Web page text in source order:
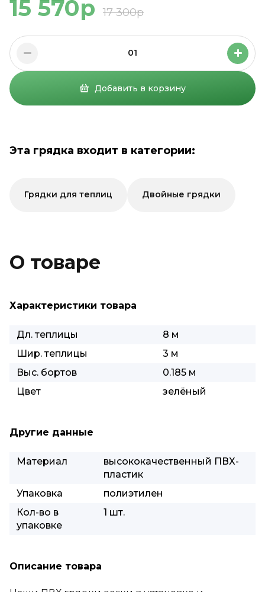
15 570р 17 300р
01
Добавить в корзину
Эта грядка входит в категории:
Грядки для теплиц Двойные грядки
О товаре
Характеристики товара
Дл. теплицы
8 м
Шир. теплицы
3 м
Выс. бортов
0.185 м
Цвет
зелёный
Другие данные
Материал
высококачественный ПВХ-
пластик
Упаковка
полиэтилен
Кол-во в
упаковке
1 шт.
Описание товара